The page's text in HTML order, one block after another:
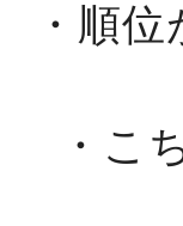
・順
・こ